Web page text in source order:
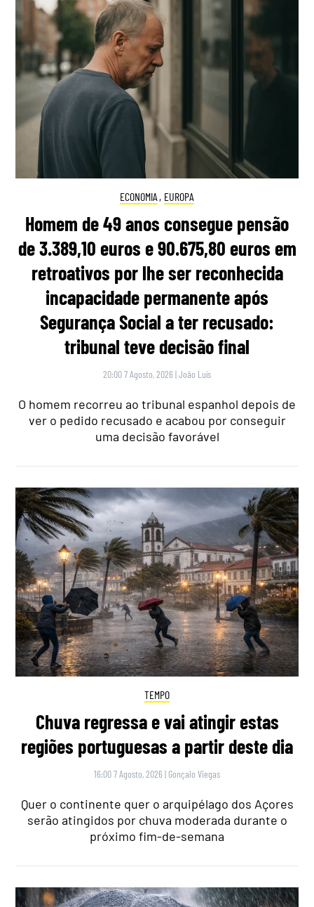
ECONOMIA , EUROPA
Homem de 49 anos consegue pensão
de 3.389,10 euros e 90.675,80 euros em
retroativos por lhe ser reconhecida
incapacidade permanente após
Segurança Social a ter recusado:
tribunal teve decisão final
20:00 7 Agosto, 2026 |João Luís
O homem recorreu ao tribunal espanhol depois de
ver o pedido recusado e acabou por conseguir
uma decisão favorável
TEMPO
Chuva regressa e vai atingir estas
regiões portuguesas a partir deste dia
16:00 7 Agosto, 2026 | Gonçalo Viegas
Quer o continente quer o arquipélago dos Açores
serão atingidos por chuva moderada durante o
próximo fim-de-semana